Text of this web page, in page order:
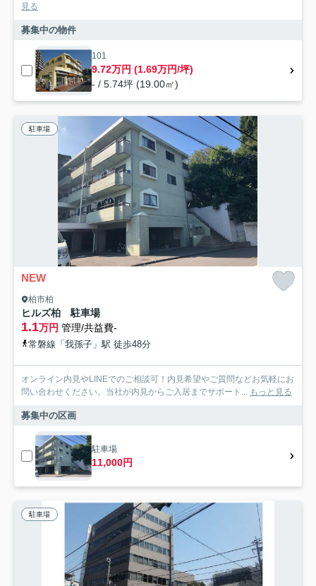
見る
募集中の物件
101
9.72万円 (1.69万円/坪)
- / 5.74坪 (19.00㎡)
駐車場
NEW
柏市柏
ヒルズ柏 駐車場
1.1万円 管理/共益費-
常磐線「我孫子」駅 徒歩48分
オンライン内見やLINEでのご相談可！内見希望やご質問などお気軽にお
問い合わせください。当社が内見からご入居までサポート... もっと見る
募集中の区画
駐車場
11,000円
駐車場